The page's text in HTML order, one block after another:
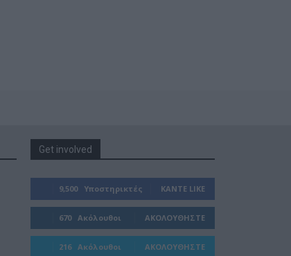
Get involved
9,500 Υποστηρικτές ΚΆΝΤΕ LIKE
670 Ακόλουθοι ΑΚΟΛΟΥΘΉΣΤΕ
216 Ακόλουθοι ΑΚΟΛΟΥΘΉΣΤΕ